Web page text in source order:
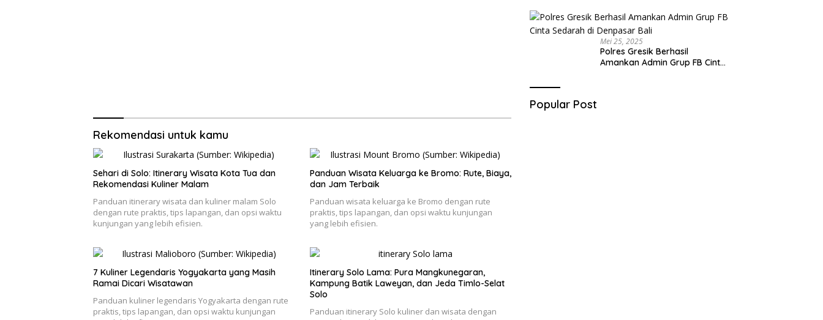
Rekomendasi untuk kamu
Sehari di Solo: Itinerary Wisata Kota Tua dan
Rekomendasi Kuliner Malam
Panduan itinerary wisata dan kuliner malam Solo
dengan rute praktis, tips lapangan, dan opsi waktu
kunjungan yang lebih efisien.
Panduan Wisata Keluarga ke Bromo: Rute, Biaya,
dan Jam Terbaik
Panduan wisata keluarga ke Bromo dengan rute
praktis, tips lapangan, dan opsi waktu kunjungan
yang lebih efisien.
7 Kuliner Legendaris Yogyakarta yang Masih
Ramai Dicari Wisatawan
Panduan kuliner legendaris Yogyakarta dengan rute
praktis, tips lapangan, dan opsi waktu kunjungan
Itinerary Solo Lama: Pura Mangkunegaran,
Kampung Batik Laweyan, dan Jeda Timlo-Selat
Solo
Panduan itinerary Solo kuliner dan wisata dengan
Pidana
Mei 25, 2025
Polres Gresik Berhasil
Amankan Admin Grup FB Cinta
Popular Post